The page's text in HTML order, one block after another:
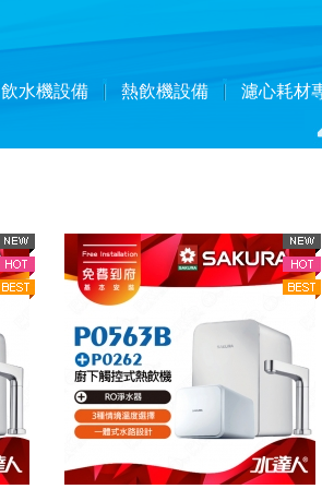
飲水機設備 熱飲機設備 濾心耗材